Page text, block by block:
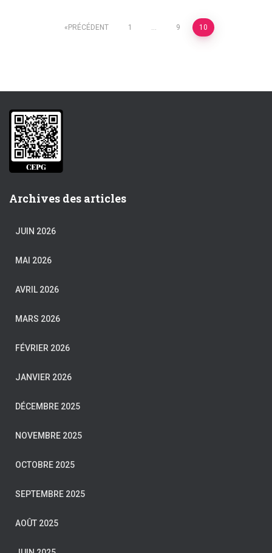
Navigation
articles
PRÉCÉDENT 1 … 9 10
Archives des articles
JUIN 2026
MAI 2026
AVRIL 2026
MARS 2026
FÉVRIER 2026
JANVIER 2026
DÉCEMBRE 2025
NOVEMBRE 2025
OCTOBRE 2025
SEPTEMBRE 2025
AOÛT 2025